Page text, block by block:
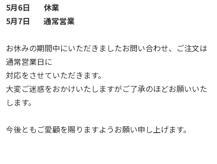
5月6日 休業
5月7日 通常営業
お休みの期間中にいただきましたお問い合わせ、ご注文は
通常営業日に
対応をさせていただきます。
大変ご迷惑をおかけいたしますがご了承のほどお願いいた
します。
今後ともご愛顧を賜りますようお願い申し上げます。